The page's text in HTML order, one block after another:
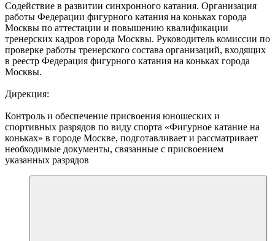
Содействие в развитии синхронного катания. Организация
работы Федерации фигурного катания на коньках города
Москвы по аттестации и повышению квалификации
тренерских кадров города Москвы. Руководитель комиссии по
проверке работы тренерского состава организаций, входящих
в реестр Федерация фигурного катания на коньках города
Москвы.
Дирекция:
Контроль и обеспечение присвоения юношеских и
спортивных разрядов по виду спорта «Фигурное катание на
коньках» в городе Москве, подготавливает и рассматривает
необходимые документы, связанные с присвоением
указанных разрядов